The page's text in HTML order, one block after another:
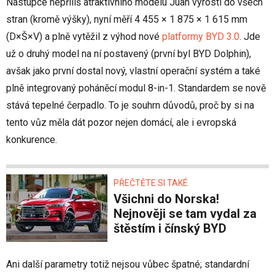
Nástupce nepříliš atraktivního modelu Juan vyrostl do všech
stran (kromě výšky), nyní měří 4 455 × 1 875 × 1 615 mm
(D×Š×V) a plně vytěžil z výhod nové platformy BYD 3.0. Jde
už o druhý model na ní postavený (první byl BYD Dolphin),
avšak jako první dostal nový, vlastní operační systém a také
plně integrovaný poháněcí modul 8-in-1. Standardem se nově
stává tepelné čerpadlo. To je souhrn důvodů, proč by si na
tento vůz měla dát pozor nejen domácí, ale i evropská
konkurence.
PŘEČTĚTE SI TAKÉ
Všichni do Norska!
Nejnověji se tam vydal za
štěstím i čínský BYD
Ani další parametry totiž nejsou vůbec špatné; standardní